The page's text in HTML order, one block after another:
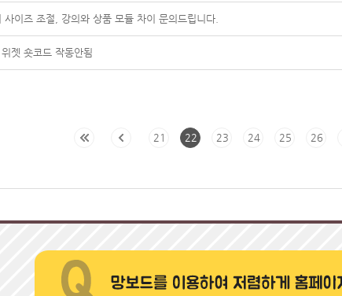
사이즈 조절, 강의와 상품 모듈 차이 문의드립니다.
젯 숏코드 작동안됨
21 22 23 24 25 26